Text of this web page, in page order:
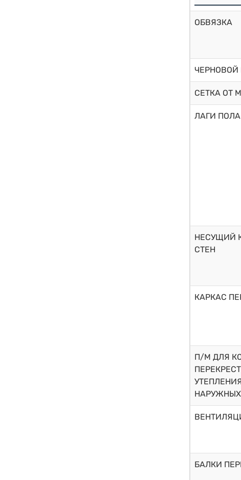
ОБВЯЗКА
ЧЕРНОВОЙ
СЕТКА ОТ
ЛАГИ
НЕСУЩИЙ
СТЕН
КАРКАС
П/М ДЛЯ
НАРУЖНЫХ
БАЛКИ